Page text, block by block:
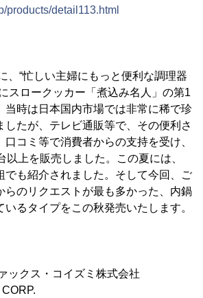
products/detail113.html
、“忙しい主婦にもっと便利な調理器
スロークッカー「煮込み名人」の第1
当時は日本国内市場では非常に稀で珍
したが、テレビ通販等で、その便利さ
口コミ等で消費者からの支持を受け、
以上を販売しました。この夏には、
でも紹介されました。そして今回、ご
らのリクエストが最も多かった、内鍋
るタイプをこの秋発売いたします。
クス・コイズミ株式会社